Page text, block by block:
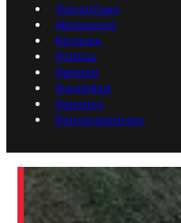
Tamaulipas
Matamoros
Reynosa
Política
Opinión
Seguridad
Deportes
Entretenimiento